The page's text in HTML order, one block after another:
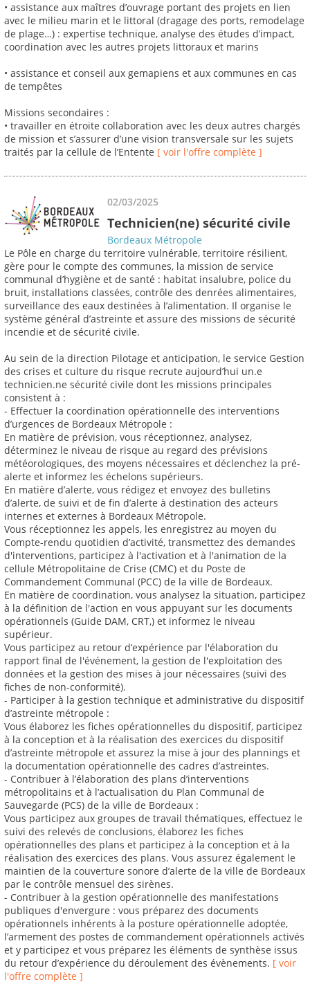
• assistance aux maîtres d’ouvrage portant des projets en lien
avec le milieu marin et le littoral (dragage des ports, remodelage
de plage…) : expertise technique, analyse des études d’impact,
coordination avec les autres projets littoraux et marins
• assistance et conseil aux gemapiens et aux communes en cas
de tempêtes
Missions secondaires :
• travailler en étroite collaboration avec les deux autres chargés
de mission et s’assurer d’une vision transversale sur les sujets
traités par la cellule de l’Entente [ voir l'offre complète ]
02/03/2025
Technicien(ne) sécurité civile
Bordeaux Métropole
Le Pôle en charge du territoire vulnérable, territoire résilient,
gère pour le compte des communes, la mission de service
communal d’hygiène et de santé : habitat insalubre, police du
bruit, installations classées, contrôle des denrées alimentaires,
surveillance des eaux destinées à l’alimentation. Il organise le
système général d’astreinte et assure des missions de sécurité
incendie et de sécurité civile.
Au sein de la direction Pilotage et anticipation, le service Gestion
des crises et culture du risque recrute aujourd’hui un.e
technicien.ne sécurité civile dont les missions principales
consistent à :
- Effectuer la coordination opérationnelle des interventions
d’urgences de Bordeaux Métropole :
En matière de prévision, vous réceptionnez, analysez,
déterminez le niveau de risque au regard des prévisions
météorologiques, des moyens nécessaires et déclenchez la pré-
alerte et informez les échelons supérieurs.
En matière d’alerte, vous rédigez et envoyez des bulletins
d’alerte, de suivi et de fin d’alerte à destination des acteurs
internes et externes à Bordeaux Métropole.
Vous réceptionnez les appels, les enregistrez au moyen du
Compte-rendu quotidien d’activité, transmettez des demandes
d'interventions, participez à l'activation et à l'animation de la
cellule Métropolitaine de Crise (CMC) et du Poste de
Commandement Communal (PCC) de la ville de Bordeaux.
En matière de coordination, vous analysez la situation, participez
à la définition de l'action en vous appuyant sur les documents
opérationnels (Guide DAM, CRT,) et informez le niveau
supérieur.
Vous participez au retour d’expérience par l'élaboration du
rapport final de l'événement, la gestion de l'exploitation des
données et la gestion des mises à jour nécessaires (suivi des
fiches de non-conformité).
- Participer à la gestion technique et administrative du dispositif
d’astreinte métropole :
Vous élaborez les fiches opérationnelles du dispositif, participez
à la conception et à la réalisation des exercices du dispositif
d’astreinte métropole et assurez la mise à jour des plannings et
la documentation opérationnelle des cadres d’astreintes.
- Contribuer à l’élaboration des plans d’interventions
métropolitains et à l’actualisation du Plan Communal de
Sauvegarde (PCS) de la ville de Bordeaux :
Vous participez aux groupes de travail thématiques, effectuez le
suivi des relevés de conclusions, élaborez les fiches
opérationnelles des plans et participez à la conception et à la
réalisation des exercices des plans. Vous assurez également le
maintien de la couverture sonore d’alerte de la ville de Bordeaux
par le contrôle mensuel des sirènes.
- Contribuer à la gestion opérationnelle des manifestations
publiques d'envergure : vous préparez des documents
opérationnels inhérents à la posture opérationnelle adoptée,
l’armement des postes de commandement opérationnels activés
et y participez et vous préparez les éléments de synthèse issus
du retour d’expérience du déroulement des évènements. [ voir
l'offre complète ]